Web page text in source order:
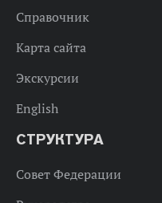
Справочник
Карта сайта
Экскурсии
English
СТРУКТУРА
Совет Федерации